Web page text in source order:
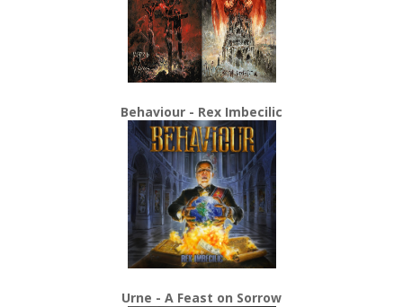
Behaviour - Rex Imbecilic
Urne - A Feast on Sorrow